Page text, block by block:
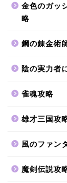
金色のガッ
略
鋼の錬金術
陰の実力者
雀魂攻略
雄才三国攻
風のファン
魔剣伝説攻